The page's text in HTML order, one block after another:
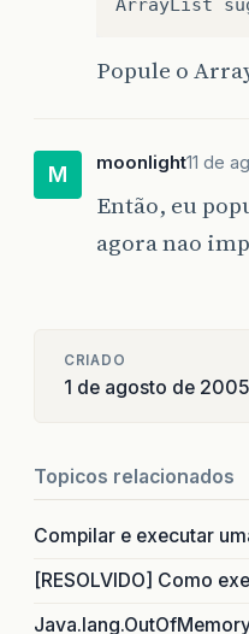
Popule o
M moonlight11 de
Então, eu
agora nao
CRIADO
1 de agosto de 2005
Topicos relacionados
Compilar e executar
[RESOLVIDO] Como